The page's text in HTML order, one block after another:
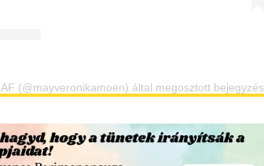
(@mayveronikamoen) által megosztott bejegyzés